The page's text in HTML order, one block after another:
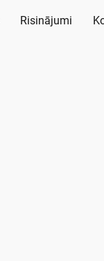
Risinājumi